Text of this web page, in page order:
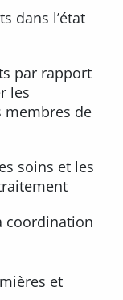
dans l’état
par rapport
les
membres de
soins et les
coordination
et